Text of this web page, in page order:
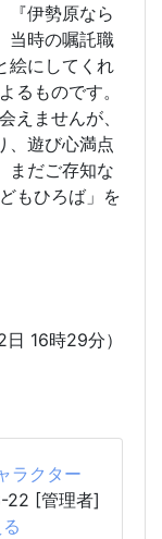
『伊勢原なら
当時の嘱託職
絵にしてくれ
るものです。
えませんが、
、遊び心満点
まだご存知な
もひろば」を
16時29分）
ラクター
22 [管理者]